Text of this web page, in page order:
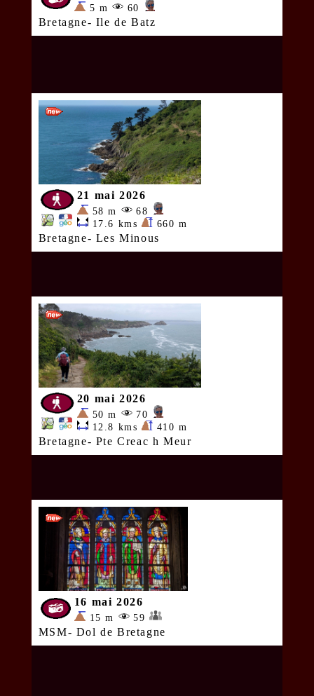
5 m 60
Bretagne- Ile de Batz
21 mai 2026
58 m
68
17.6 kms
660 m
Bretagne- Les Minous
20 mai 2026
50 m
70
12.8 kms
410 m
Bretagne- Pte Creac h Meur
16 mai 2026
15 m 59
MSM- Dol de Bretagne